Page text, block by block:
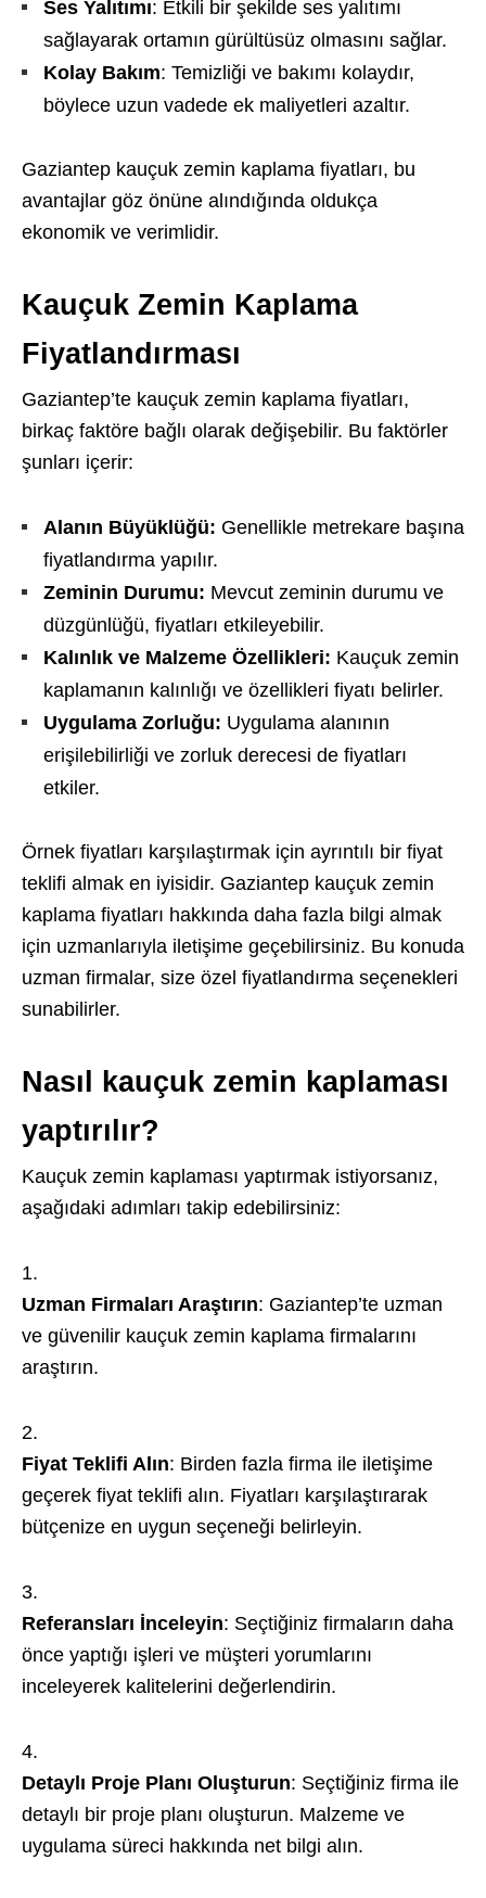
Ses Yalıtımı: Etkili bir şekilde ses yalıtımı
sağlayarak ortamın gürültüsüz olmasını sağlar.
Kolay Bakım: Temizliği ve bakımı kolaydır,
böylece uzun vadede ek maliyetleri azaltır.
Gaziantep kauçuk zemin kaplama fiyatları, bu
avantajlar göz önüne alındığında oldukça
ekonomik ve verimlidir.
Kauçuk Zemin Kaplama
Fiyatlandırması
Gaziantep’te kauçuk zemin kaplama fiyatları,
birkaç faktöre bağlı olarak değişebilir. Bu faktörler
şunları içerir:
Alanın Büyüklüğü: Genellikle metrekare başına
fiyatlandırma yapılır.
Zeminin Durumu: Mevcut zeminin durumu ve
düzgünlüğü, fiyatları etkileyebilir.
Kalınlık ve Malzeme Özellikleri: Kauçuk zemin
kaplamanın kalınlığı ve özellikleri fiyatı belirler.
Uygulama Zorluğu: Uygulama alanının
erişilebilirliği ve zorluk derecesi de fiyatları
etkiler.
Örnek fiyatları karşılaştırmak için ayrıntılı bir fiyat
teklifi almak en iyisidir. Gaziantep kauçuk zemin
kaplama fiyatları hakkında daha fazla bilgi almak
için uzmanlarıyla iletişime geçebilirsiniz. Bu konuda
uzman firmalar, size özel fiyatlandırma seçenekleri
sunabilirler.
Nasıl kauçuk zemin kaplaması
yaptırılır?
Kauçuk zemin kaplaması yaptırmak istiyorsanız,
aşağıdaki adımları takip edebilirsiniz:
Uzman Firmaları Araştırın: Gaziantep’te uzman
ve güvenilir kauçuk zemin kaplama firmalarını
araştırın.
Fiyat Teklifi Alın: Birden fazla firma ile iletişime
geçerek fiyat teklifi alın. Fiyatları karşılaştırarak
bütçenize en uygun seçeneği belirleyin.
Referansları İnceleyin: Seçtiğiniz firmaların daha
önce yaptığı işleri ve müşteri yorumlarını
inceleyerek kalitelerini değerlendirin.
Detaylı Proje Planı Oluşturun: Seçtiğiniz firma ile
detaylı bir proje planı oluşturun. Malzeme ve
uygulama süreci hakkında net bilgi alın.